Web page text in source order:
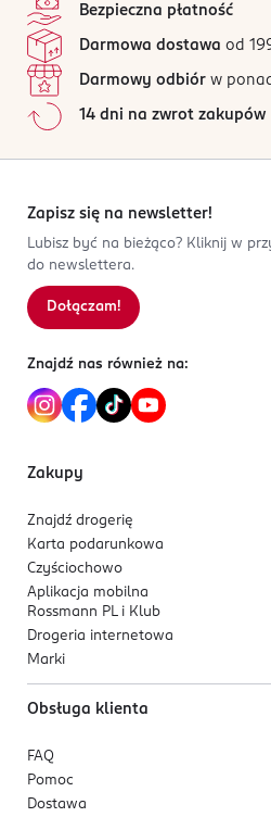
Testowany dermatologicznie.
W razie dostania się produktu
przepłukać wodą
OSOBA/PODMIOT
Ludovico Marteli SrL
ludovico_martelli@proraso.com
668675684
Kod EAN
Jak działają
Bezpieczna płatność
Darmowa dostawa od
Darmowy odbiór w
14 dni na zwrot zakupów
Zapisz się na newsletter!
Lubisz być na bieżąco? Kliknij w
do newslettera.
Dołączam!
Znajdź nas również na:
Zakupy
Znajdź drogerię
Karta podarunkowa
Czyściochowo
Aplikacja mobilna
Rossmann PL i Klub
Drogeria internetowa
Marki
Obsługa klienta
FAQ
Pomoc
Dostawa